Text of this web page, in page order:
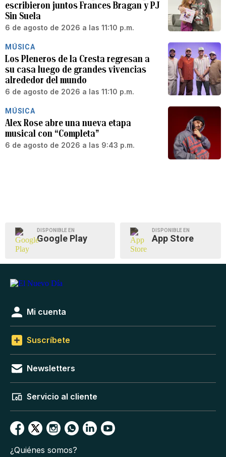
escribieron juntos Frances Bragan y PJ
Sin Suela
6 de agosto de 2026 a las 11:10 p.m.
MÚSICA
Los Pleneros de la Cresta regresan a
su casa luego de grandes vivencias
alrededor del mundo
6 de agosto de 2026 a las 11:10 p.m.
MÚSICA
Alex Rose abre una nueva etapa
musical con “Completa”
6 de agosto de 2026 a las 9:43 p.m.
DISPONIBLE EN
Google Play
DISPONIBLE EN
App Store
Mi cuenta
Suscríbete
Newsletters
Servicio al cliente
¿Quiénes somos?